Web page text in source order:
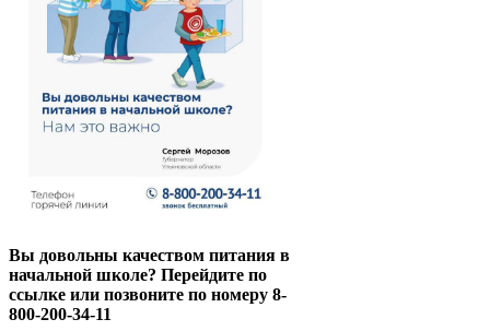
Вы довольны качеством питания в
начальной школе? Перейдите по
ссылке или позвоните по номеру 8-
800-200-34-11